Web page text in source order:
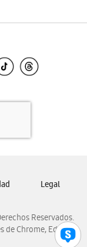
Reservados.
de Chrome, Edge,
Legal